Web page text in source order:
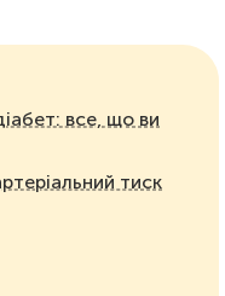
все, що ви
тиск